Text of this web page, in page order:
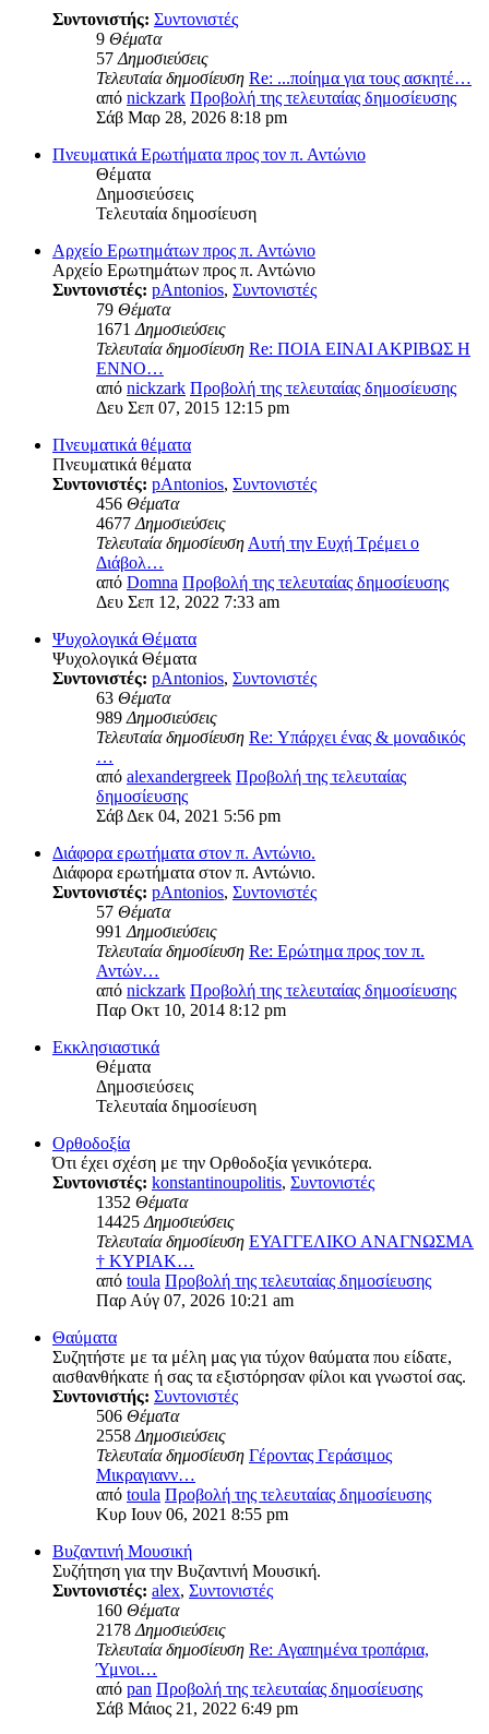
Συντονιστής: Συντονιστές
9 Θέματα
57 Δημοσιεύσεις
Τελευταία δημοσίευση Re: ...ποίημα για τους ασκητέ…
από nickzark Προβολή της τελευταίας δημοσίευσης
Σάβ Μαρ 28, 2026 8:18 pm
Πνευματικά Ερωτήματα προς τον π. Αντώνιο
Θέματα
Δημοσιεύσεις
Τελευταία δημοσίευση
Αρχείο Ερωτημάτων προς π. Αντώνιο
Αρχείο Ερωτημάτων προς π. Αντώνιο
Συντονιστές: pAntonios, Συντονιστές
79 Θέματα
1671 Δημοσιεύσεις
Τελευταία δημοσίευση Re: ΠΟΙΑ ΕΙΝΑΙ ΑΚΡΙΒΩΣ Η
ΕΝΝΟ…
από nickzark Προβολή της τελευταίας δημοσίευσης
Δευ Σεπ 07, 2015 12:15 pm
Πνευματικά θέματα
Πνευματικά θέματα
Συντονιστές: pAntonios, Συντονιστές
456 Θέματα
4677 Δημοσιεύσεις
Τελευταία δημοσίευση Αυτή την Ευχή Τρέμει ο
Διάβολ…
από Domna Προβολή της τελευταίας δημοσίευσης
Δευ Σεπ 12, 2022 7:33 am
Ψυχολογικά Θέματα
Ψυχολογικά Θέματα
Συντονιστές: pAntonios, Συντονιστές
63 Θέματα
989 Δημοσιεύσεις
Τελευταία δημοσίευση Re: Υπάρχει ένας & μοναδικός
…
από alexandergreek Προβολή της τελευταίας
δημοσίευσης
Σάβ Δεκ 04, 2021 5:56 pm
Διάφορα ερωτήματα στον π. Αντώνιο.
Διάφορα ερωτήματα στον π. Αντώνιο.
Συντονιστές: pAntonios, Συντονιστές
57 Θέματα
991 Δημοσιεύσεις
Τελευταία δημοσίευση Re: Ερώτημα προς τον π.
Αντών…
από nickzark Προβολή της τελευταίας δημοσίευσης
Παρ Οκτ 10, 2014 8:12 pm
Εκκλησιαστικά
Θέματα
Δημοσιεύσεις
Τελευταία δημοσίευση
Ορθοδοξία
Ότι έχει σχέση με την Ορθοδοξία γενικότερα.
Συντονιστές: konstantinoupolitis, Συντονιστές
1352 Θέματα
14425 Δημοσιεύσεις
Τελευταία δημοσίευση ΕΥΑΓΓΕΛΙΚΟ ΑΝΑΓΝΩΣΜΑ
† ΚΥΡΙΑΚ…
από toula Προβολή της τελευταίας δημοσίευσης
Παρ Αύγ 07, 2026 10:21 am
Θαύματα
Συζητήστε με τα μέλη μας για τύχον θαύματα που είδατε,
αισθανθήκατε ή σας τα εξιστόρησαν φίλοι και γνωστοί σας.
Συντονιστής: Συντονιστές
506 Θέματα
2558 Δημοσιεύσεις
Τελευταία δημοσίευση Γέροντας Γεράσιμος
Μικραγιανν…
από toula Προβολή της τελευταίας δημοσίευσης
Κυρ Ιουν 06, 2021 8:55 pm
Βυζαντινή Μουσική
Συζήτηση για την Βυζαντινή Μουσική.
Συντονιστές: alex, Συντονιστές
160 Θέματα
2178 Δημοσιεύσεις
Τελευταία δημοσίευση Re: Αγαπημένα τροπάρια,
Ύμνοι…
από pan Προβολή της τελευταίας δημοσίευσης
Σάβ Μάιος 21, 2022 6:49 pm